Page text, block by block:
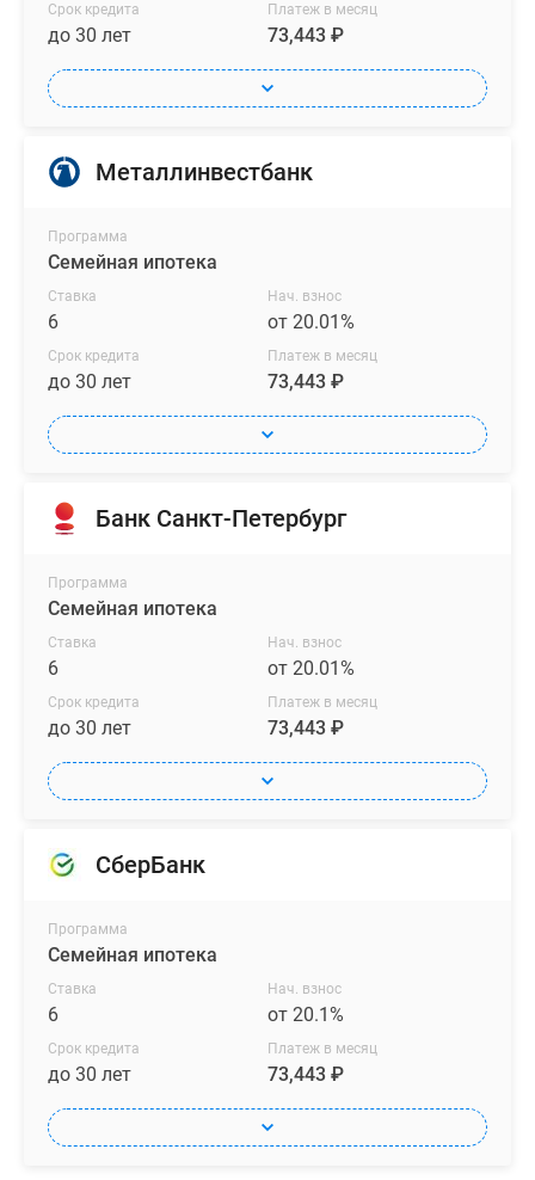
Срок кредита
до 30 лет
Платеж в месяц
73,443 ₽
Металлинвестбанк
Программа
Семейная ипотека
Ставка
6
Нач. взнос
от 20.01%
Срок кредита
до 30 лет
Платеж в месяц
73,443 ₽
Банк Санкт-Петербург
Программа
Семейная ипотека
Ставка
6
Нач. взнос
от 20.01%
Срок кредита
до 30 лет
Платеж в месяц
73,443 ₽
СберБанк
Программа
Семейная ипотека
Ставка
6
Нач. взнос
от 20.1%
Срок кредита
до 30 лет
Платеж в месяц
73,443 ₽